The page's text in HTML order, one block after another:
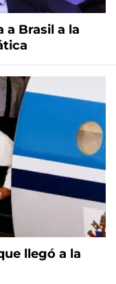
a Brasil a la
llegó a la